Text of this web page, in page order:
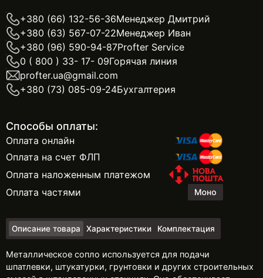
+380 (66) 132-56-36Менеджер Дмитрий
+380 (63) 567-07-22Менеджер Иван
+380 (96) 590-94-87Profter Service
0 ( 800 ) 33- 17- 09Горячая линия
profter.ua@gmail.com
+380 (73) 085-09-24Бухгалтерия
Способы оплаты:
Оплата онлайн
Оплата на счет ФЛП
Оплата наложенным платежом
Оплата частями
Описание товара Характеристики Комплектация
Металлическое сопло используется для подачи
шпатлевки, штукатурки, грунтовки и других строительных